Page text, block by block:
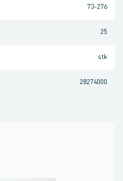
73-276
25
stk
28274000